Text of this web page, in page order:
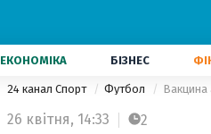
ЕКОНОМІКА БІЗНЕС
24 канал Спорт Футбол Вакцина
26 квітня, 14:33 2